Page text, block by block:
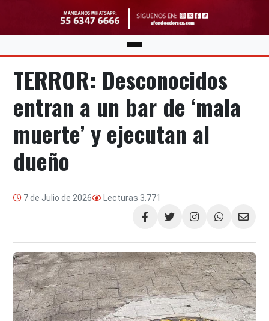
TERROR: Desconocidos
entran a un bar de ‘mala
muerte’ y ejecutan al
dueño
7 de Julio de 2026 Lecturas 3.771
Compartir